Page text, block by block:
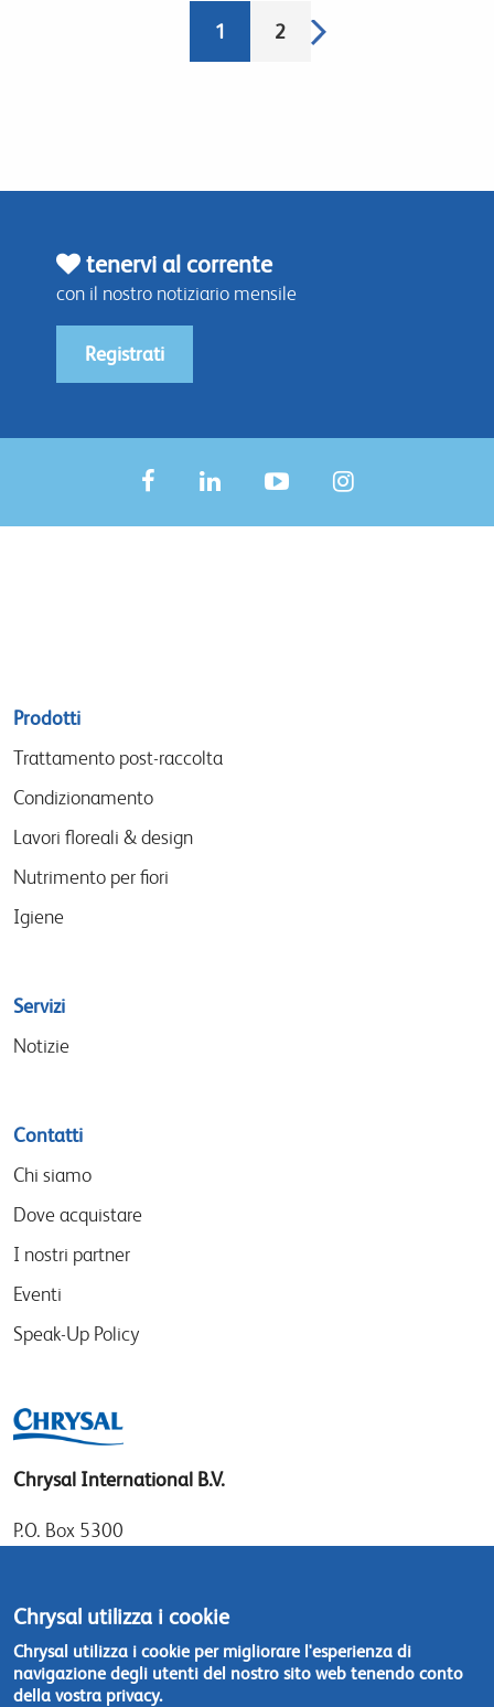
Paginazione
Pagina
attuale
1 Pagina
2
Pagina
tenervi al corrente
con il nostro notiziario mensile
Registrati
Sitemap
menu
Prodotti
Trattamento post-raccolta
Condizionamento
Lavori floreali & design
Nutrimento per fiori
Igiene
Servizi
Notizie
Contatti
Chi siamo
Dove acquistare
I nostri partner
Eventi
Speak-Up Policy
Chrysal International B.V.
P.O. Box 5300
1411 DD Naarden
The Netherlands
Chrysal utilizza i cookie
Chrysal utilizza i cookie per migliorare l'esperienza di
navigazione degli utenti del nostro sito web tenendo conto
della vostra privacy.